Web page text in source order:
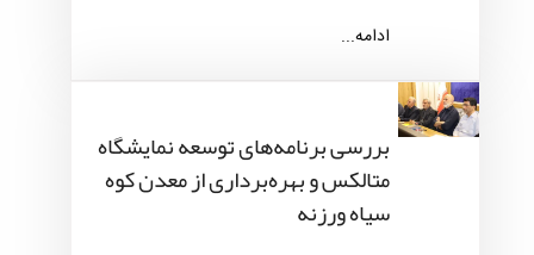
ادامه...
بررسی برنامه‌های توسعه نمایشگاه
متالکس و بهره‌برداری از معدن کوه
سیاه ورزنه